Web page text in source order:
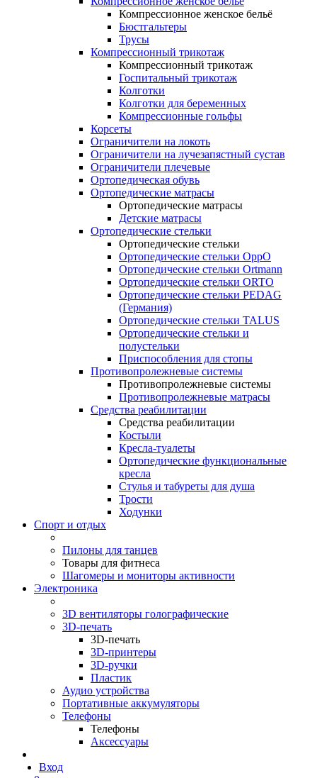
Компрессионное женское бельё
Бюстгальтеры
Трусы
Компрессионный трикотаж
Компрессионный трикотаж
Госпитальный трикотаж
Колготки
Колготки для беременных
Компрессионные гольфы
Корсеты
Ограничители на локоть
Ограничители на лучезапястный сустав
Ограничители плечевые
Ортопедическая обувь
Ортопедические матрасы
Ортопедические матрасы
Детские матрасы
Ортопедические стельки
Ортопедические стельки
Ортопедические стельки OppO
Ортопедические стельки Ortmann
Ортопедические стельки ORTO
Ортопедические стельки PEDAG
(Германия)
Ортопедические стельки TALUS
Ортопедические стельки и
полустельки
Приспособления для стопы
Противопролежневые системы
Противопролежневые системы
Противопролежневые матрасы
Средства реабилитации
Средства реабилитации
Костыли
Кресла-туалеты
Ортопедические функциональные
кресла
Стулья и табуреты для душа
Трости
Ходунки
Спорт и отдых
Пилоны для танцев
Товары для фитнеса
Шагомеры и мониторы активности
Электроника
3D вентиляторы голографические
3D-печать
3D-печать
3D-принтеры
3D-ручки
Пластик
Аудио устройства
Портативные аккумуляторы
Телефоны
Телефоны
Аксессуары
Вход